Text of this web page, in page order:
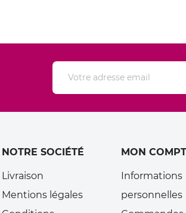
NOTRE SOCIÉTÉ
Livraison
Mentions légales
MON
Informations
personnelles